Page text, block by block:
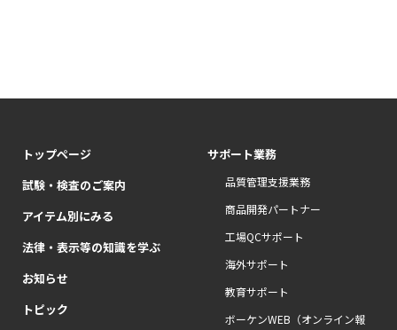
トップページ
試験・検査のご案内
アイテム別にみる
法律・表示等の知識を学ぶ
お知らせ
トピック
サポート業務
品質管理支援業務
商品開発パートナー
工場QCサポート
海外サポート
教育サポート
ボーケンWEB（オンライン報